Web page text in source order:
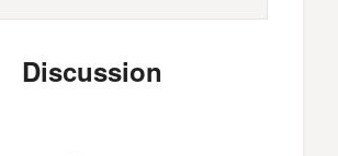
Discussion